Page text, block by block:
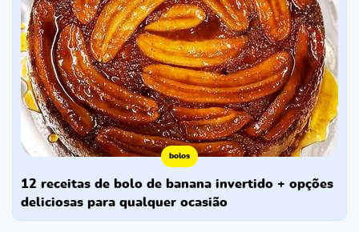
bolos
12 receitas de bolo de banana invertido + opções
deliciosas para qualquer ocasião